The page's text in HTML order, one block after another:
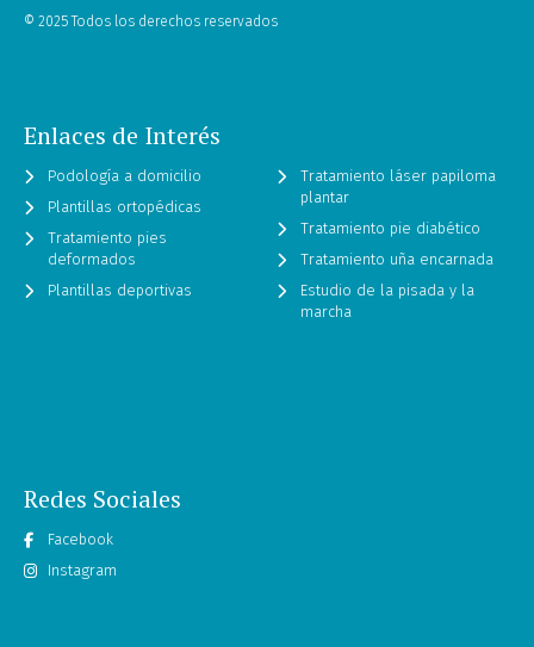
© 2025 Todos los derechos reservados
Enlaces de Interés
Podología a domicilio
Plantillas ortopédicas
Tratamiento pies
deformados
Plantillas deportivas
Tratamiento láser papiloma
plantar
Tratamiento pie diabético
Tratamiento uña encarnada
Estudio de la pisada y la
marcha
Redes Sociales
Facebook
Instagram